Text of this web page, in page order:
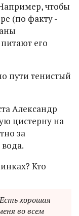
чтобы
(по факту -
его
пути тенистый
Александр
цистерну на
за
Кто
хорошая
во всем